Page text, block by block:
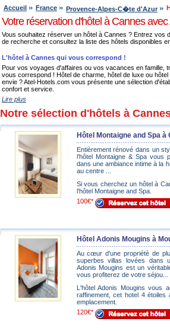
Accueil France Provence-Alpes-C�te d'Azur
Votre réservation d'hôtel à Cannes
Vous souhaitez réserver un hôtel à Cannes ? Entrez vos
de recherche et consultez la liste des hôtels disponibles
L'hôtel à Cannes qui vous correspond !
Pour vos voyages d'affaires ou vos vacances en famille,
vous correspond ! Hôtel de charme, hôtel de luxe ou
envie ? Atel-Hotels.com vous présente une sélection
confort et service.
Lire plus
Notre sélection d'hôtels à
Hôtel Montaigne and Spa à
Entièrement rénové dans un
l’hôtel Montaigne & Spa vous
dans une ambiance intime à la
au centre ...
Si vous cherchez un hôtel à
l'hôtel Montaigne and Spa.
100€*
Hôtel Adonis Mougins à
Au cœur d'une propriété de
superbes villas lovées dans
Adonis Mougins est un
vous profiterez de votre séjou...
L'hôtel Adonis Mougins vous
raffinement, cet hotel 4 étoiles
emplacement.
120€*